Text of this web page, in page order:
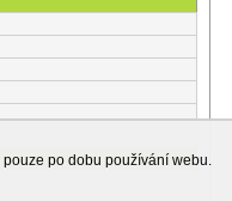
po dobu používání webu.